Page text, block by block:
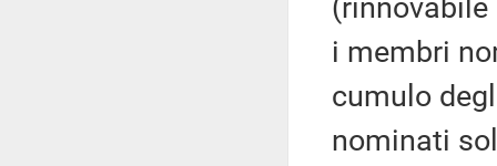
(rinnovabile
i membri
cumulo
nominati